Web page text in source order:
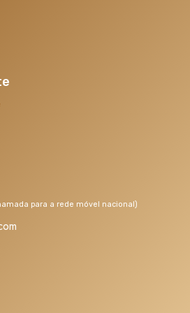
Açores
para a rede móvel nacional)